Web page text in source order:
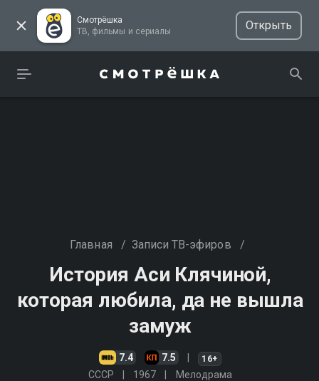
Смотрёшка
ТВ, фильмы и сериалы
Открыть
Главная / Записи ТВ-эфиров /
История Аси Клячиной,
которая любила, да не вышла
замуж
7.4 7.5 16+
СССР 1967 Мелодрама